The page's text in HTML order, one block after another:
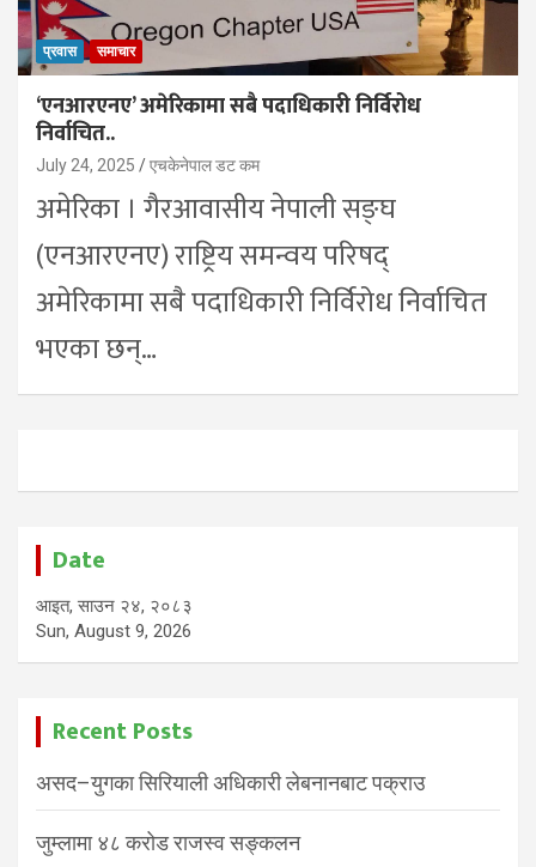
प्रवास समाचार
‘एनआरएनए’ अमेरिकामा सबै पदाधिकारी निर्विरोध
निर्वाचित..
July 24, 2025 एचकेनेपाल डट कम
अमेरिका । गैरआवासीय नेपाली सङ्घ
(एनआरएनए) राष्ट्रिय समन्वय परिषद्
अमेरिकामा सबै पदाधिकारी निर्विरोध निर्वाचित
भएका छन्…
Date
आइत, साउन २४, २०८३
Sun, August 9, 2026
Recent Posts
असद–युगका सिरियाली अधिकारी लेबनानबाट पक्राउ
जुम्लामा ४८ करोड राजस्व सङ्कलन